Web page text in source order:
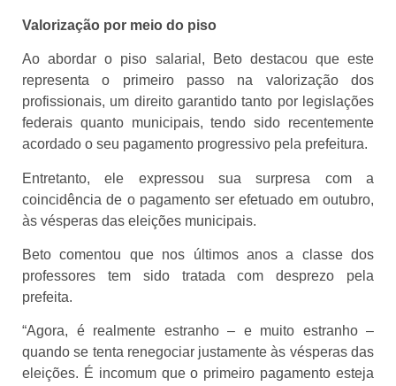
Valorização por meio do piso
Ao abordar o piso salarial, Beto destacou que este
representa o primeiro passo na valorização dos
profissionais, um direito garantido tanto por legislações
federais quanto municipais, tendo sido recentemente
acordado o seu pagamento progressivo pela prefeitura.
Entretanto, ele expressou sua surpresa com a
coincidência de o pagamento ser efetuado em outubro,
às vésperas das eleições municipais.
Beto comentou que nos últimos anos a classe dos
professores tem sido tratada com desprezo pela
prefeita.
“Agora, é realmente estranho – e muito estranho –
quando se tenta renegociar justamente às vésperas das
eleições. É incomum que o primeiro pagamento esteja